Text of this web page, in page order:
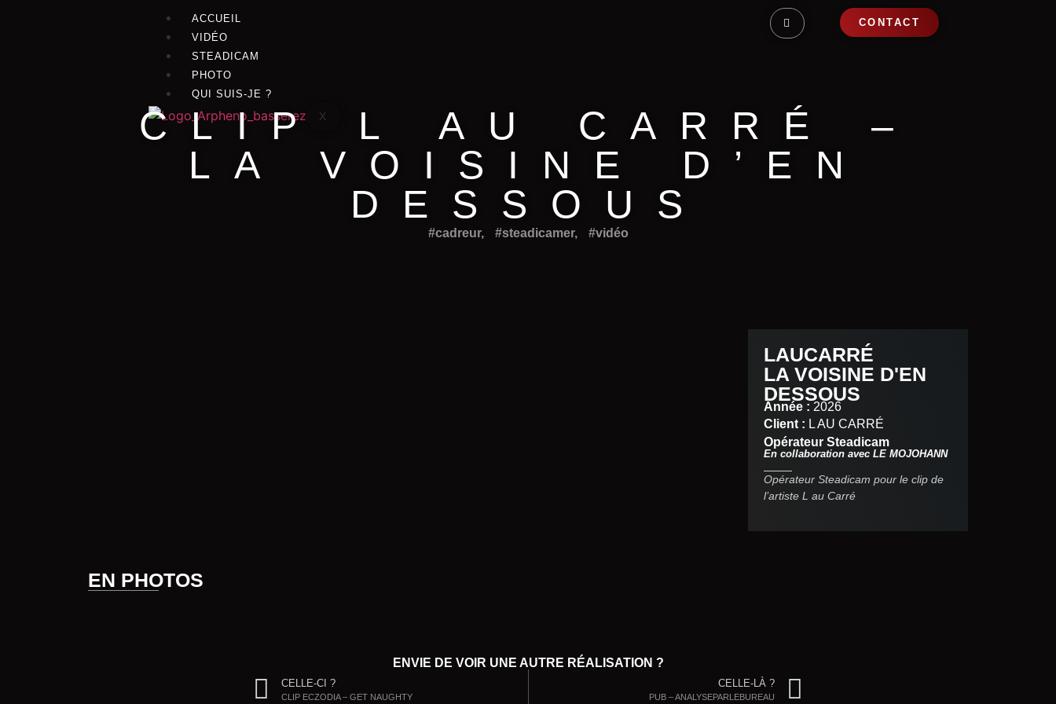
ACCUEIL
VIDÉO
STEADICAM
PHOTO
QUI SUIS-JE ?
X
CONTACT
CLIP L AU CARRÉ –
LA VOISINE D’EN
DESSOUS
#cadreur, #steadicamer, #vidéo
LAUCARRÉ
LA VOISINE D'EN
DESSOUS
Année : 2026
Client : L AU CARRÉ
Opérateur Steadicam
En collaboration avec LE MOJOHANN
Opérateur Steadicam pour le clip de
l’artiste L au Carré
EN PHOTOS
ENVIE DE VOIR UNE AUTRE RÉALISATION ?
CELLE-CI ?
CLIP ECZODIA – GET NAUGHTY
CELLE-LÀ ?
PUB – ANALYSEPARLEBUREAU